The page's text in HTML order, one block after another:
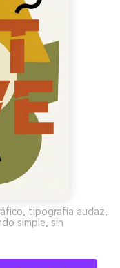
tipografía audaz,
simple, sin